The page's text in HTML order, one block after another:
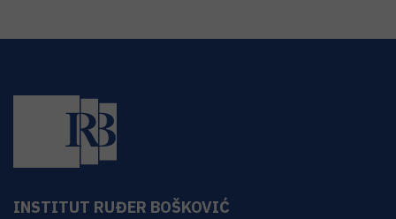
INSTITUT RUĐER BOŠKOVIĆ